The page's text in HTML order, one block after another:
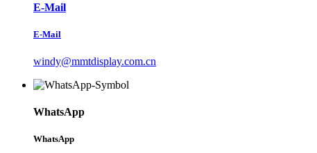
E-Mail
E-Mail
windy@mmtdisplay.com.cn
WhatsApp
WhatsApp